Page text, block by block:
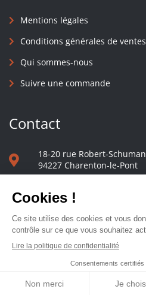
Mentions légales
Conditions générales de ventes
Qui sommes-nous
Suivre une commande
Contact
18-20 rue Robert-Schuman
94227 Charenton-le-Pont